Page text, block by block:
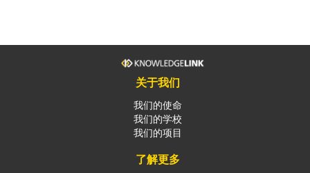
市第十一中
学和美国圣
发的高中毕
业证书。
怀和国际视
（CEEB
CODE:
694023），
由河南省首
批示范性高
中郑州市第
十一中学联
关于我们
我们的使命
我们的学校
我们的项目
了解更多